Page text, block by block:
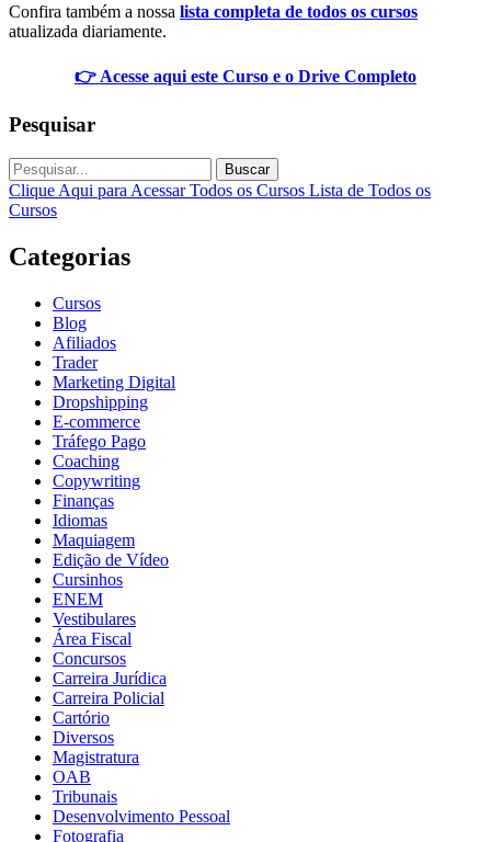
Confira também a nossa lista completa de todos os cursos
atualizada diariamente.
👉 Acesse aqui este Curso e o Drive Completo
Pesquisar
Buscar
Clique Aqui para Acessar Todos os Cursos Lista de Todos os
Cursos
Categorias
Cursos
Blog
Afiliados
Trader
Marketing Digital
Dropshipping
E-commerce
Tráfego Pago
Coaching
Copywriting
Finanças
Idiomas
Maquiagem
Edição de Vídeo
Cursinhos
ENEM
Vestibulares
Área Fiscal
Concursos
Carreira Jurídica
Carreira Policial
Cartório
Diversos
Magistratura
OAB
Tribunais
Desenvolvimento Pessoal
Fotografia